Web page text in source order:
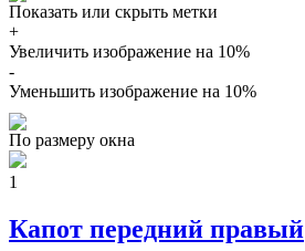
Показать или скрыть метки
+
Увеличить изображение на 10%
-
Уменьшить изображение на 10%
По размеру окна
1
Капот передний правый